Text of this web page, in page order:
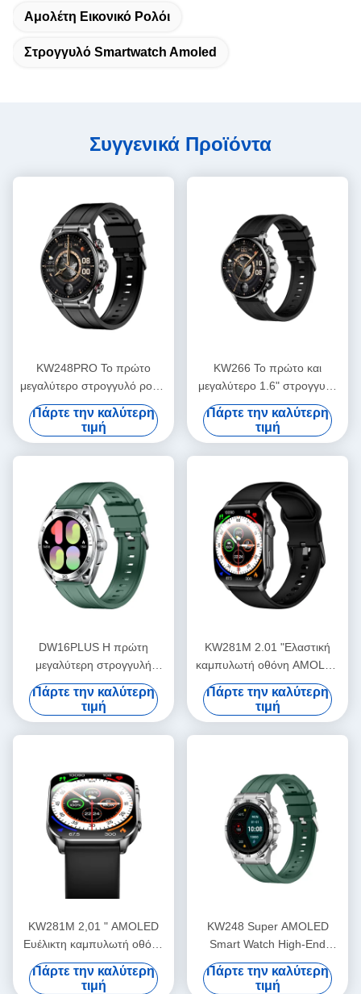
Αμολέτη Εικονικό Ρολόι
Στρογγυλό Smartwatch Amoled
Συγγενικά Προϊόντα
KW248PRO Το πρώτο
μεγαλύτερο στρογγυλό ρολόι
οθόνης της βιομηχανίας
Πάρτε την καλύτερη
τιμή
KW266 Το πρώτο και
μεγαλύτερο 1.6" στρογγυλό
AMOLED Smartwatch της
βιομηχανίας με κλήσεις
Bluetooth και προηγμένους
αισθητήρες
Πάρτε την καλύτερη
τιμή
DW16PLUS Η πρώτη
μεγαλύτερη στρογγυλή
οθόνη της βιομηχανίας 1.6"
AMOLED ρολόι
Πάρτε την καλύτερη
τιμή
KW281M 2.01 "Ελαστική
καμπυλωτή οθόνη AMOLED
Smart Watch με Dafit APP
και μεταλλική κλίμακα
Πάρτε την καλύτερη
τιμή
KW281M 2,01 " AMOLED
Ευέλικτη καμπυλωτή οθόνη
Smart Watch PVD μεταλλικό
πλαίσιο
Πάρτε την καλύτερη
τιμή
KW248 Super AMOLED
Smart Watch High-End
Πολυλειτουργικό Μοντέλο
Κλήσης BT
Πάρτε την καλύτερη
τιμή